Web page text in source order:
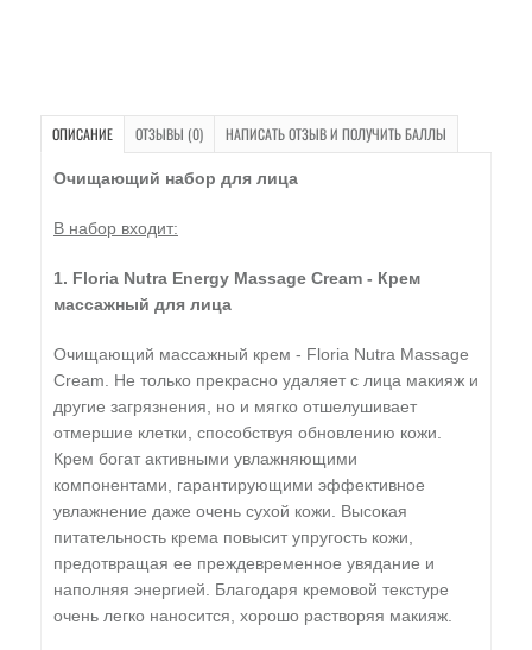
ОПИСАНИЕ ОТЗЫВЫ (0) НАПИСАТЬ ОТЗЫВ И ПОЛУЧИТЬ БАЛЛЫ
Очищающий набор для лица
В набор входит:
1. Floria Nutra Energy Massage Cream - Крем
массажный для лица
Очищающий массажный крем - Floria Nutra Massage
Cream. Не только прекрасно удаляет с лица макияж и
другие загрязнения, но и мягко отшелушивает
отмершие клетки, способствуя обновлению кожи.
Крем богат активными увлажняющими
компонентами, гарантирующими эффективное
увлажнение даже очень сухой кожи. Высокая
питательность крема повысит упругость кожи,
предотвращая ее преждевременное увядание и
наполняя энергией. Благодаря кремовой текстуре
очень легко наносится, хорошо растворяя макияж.